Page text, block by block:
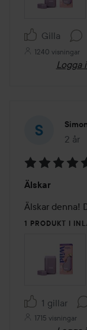
Gilla
1240 visningar
Logga
2 år
5
av
5
Älskar
Älskar denna!
1 PRODUKT I
1 gillar
1715 visningar